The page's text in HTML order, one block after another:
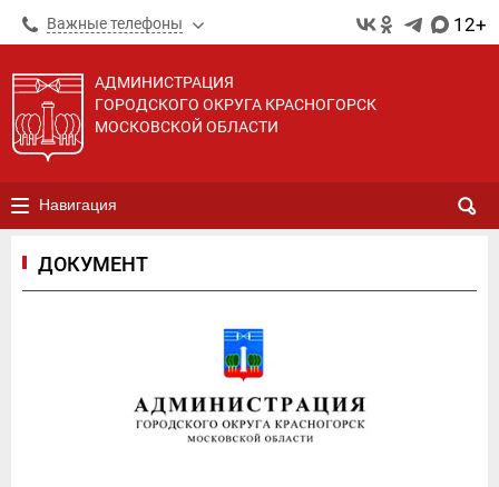
Важные телефоны 12+
АДМИНИСТРАЦИЯ
ГОРОДСКОГО ОКРУГА КРАСНОГОРСК
МОСКОВСКОЙ ОБЛАСТИ
Навигация
ДОКУМЕНТ